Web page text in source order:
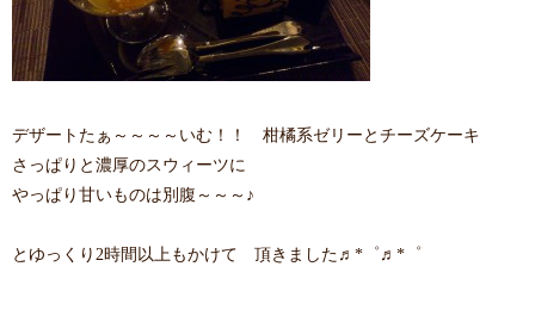
デザートたぁ～～～～いむ！！ 柑橘系ゼリーとチーズケーキ
さっぱりと濃厚のスウィーツに
やっぱり甘いものは別腹～～～♪
とゆっくり2時間以上もかけて 頂きました♬*゜♬*゜